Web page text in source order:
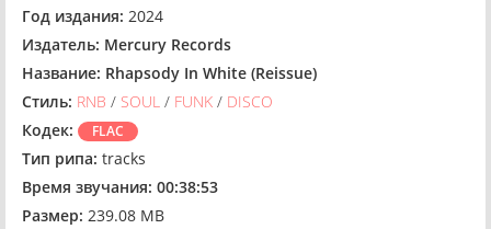
Год издания: 2024
Издатель: Mercury Records
Название: Rhapsody In White (Reissue)
Стиль: RNB / SOUL / FUNK / DISCO
Кодек:
FLAC
Тип рипа: tracks
Время звучания: 00:38:53
Размер: 239.08 MB